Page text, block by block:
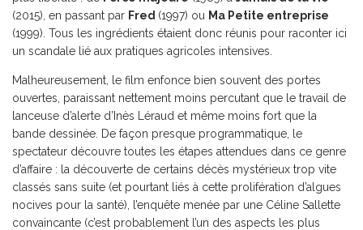
(2015), en passant par Fred (1997) ou Ma Petite entreprise
(1999). Tous les ingrédients étaient donc réunis pour raconter ici
un scandale lié aux pratiques agricoles intensives.
Malheureusement, le film enfonce bien souvent des portes
ouvertes, paraissant nettement moins percutant que le travail de
lanceuse d’alerte d’Inès Léraud et même moins fort que la
bande dessinée. De façon presque programmatique, le
spectateur découvre toutes les étapes attendues dans ce genre
d’affaire : la découverte de certains décès mystérieux trop vite
classés sans suite (et pourtant liés à cette prolifération d’algues
nocives pour la santé), l’enquête menée par une Céline Sallette
convaincante (c’est probablement l’un des aspects les plus